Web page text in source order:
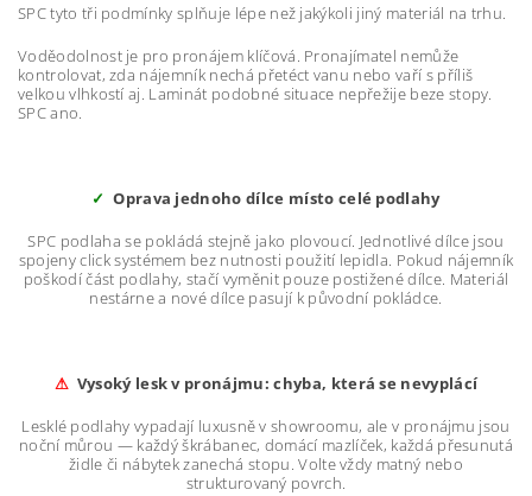
SPC tyto tři podmínky splňuje lépe než jakýkoli jiný materiál na trhu.
Voděodolnost je pro pronájem klíčová. Pronajímatel nemůže
kontrolovat, zda nájemník nechá přetéct vanu nebo vaří s příliš
velkou vlhkostí aj. Laminát podobné situace nepřežije beze stopy.
SPC ano.
✓ Oprava jednoho dílce místo celé podlahy
SPC podlaha se pokládá stejně jako plovoucí. Jednotlivé dílce jsou
spojeny click systémem bez nutnosti použití lepidla. Pokud nájemník
poškodí část podlahy, stačí vyměnit pouze postižené dílce. Materiál
nestárne a nové dílce pasují k původní pokládce.
⚠ Vysoký lesk v pronájmu: chyba, která se nevyplácí
Lesklé podlahy vypadají luxusně v showroomu, ale v pronájmu jsou
noční můrou — každý škrábanec, domácí mazlíček, každá přesunutá
židle či nábytek zanechá stopu. Volte vždy matný nebo
strukturovaný povrch.